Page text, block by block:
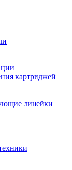
картриджей
линейки